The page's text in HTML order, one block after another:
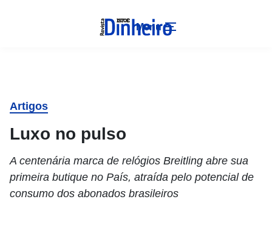
Menu
Artigos
Luxo no pulso
A centenária marca de relógios Breitling abre sua
primeira butique no País, atraída pelo potencial de
consumo dos abonados brasileiros